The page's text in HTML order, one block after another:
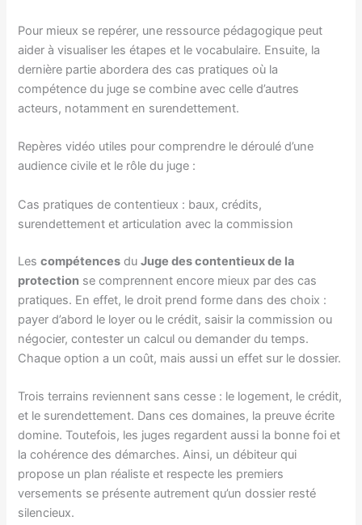
Pour mieux se repérer, une ressource pédagogique peut
aider à visualiser les étapes et le vocabulaire. Ensuite, la
dernière partie abordera des cas pratiques où la
compétence du juge se combine avec celle d’autres
acteurs, notamment en surendettement.
Repères vidéo utiles pour comprendre le déroulé d’une
audience civile et le rôle du juge :
Cas pratiques de contentieux : baux, crédits,
surendettement et articulation avec la commission
Lescompétences duJuge des contentieux de la
protection se comprennent encore mieux par des cas
pratiques. En effet, le droit prend forme dans des choix :
payer d’abord le loyer ou le crédit, saisir la commission ou
négocier, contester un calcul ou demander du temps.
Chaque option a un coût, mais aussi un effet sur le dossier.
Trois terrains reviennent sans cesse : le logement, le crédit,
et le surendettement. Dans ces domaines, la preuve écrite
domine. Toutefois, les juges regardent aussi la bonne foi et
la cohérence des démarches. Ainsi, un débiteur qui
propose un plan réaliste et respecte les premiers
versements se présente autrement qu’un dossier resté
silencieux.